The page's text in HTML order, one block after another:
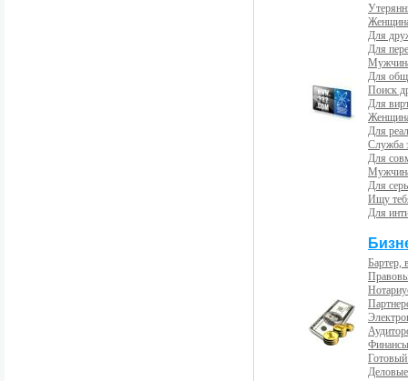
Для
Для
Для
Поиск
Для
Для
Служба
Для
Для
Ищу
Для
Бартер,
Готовый